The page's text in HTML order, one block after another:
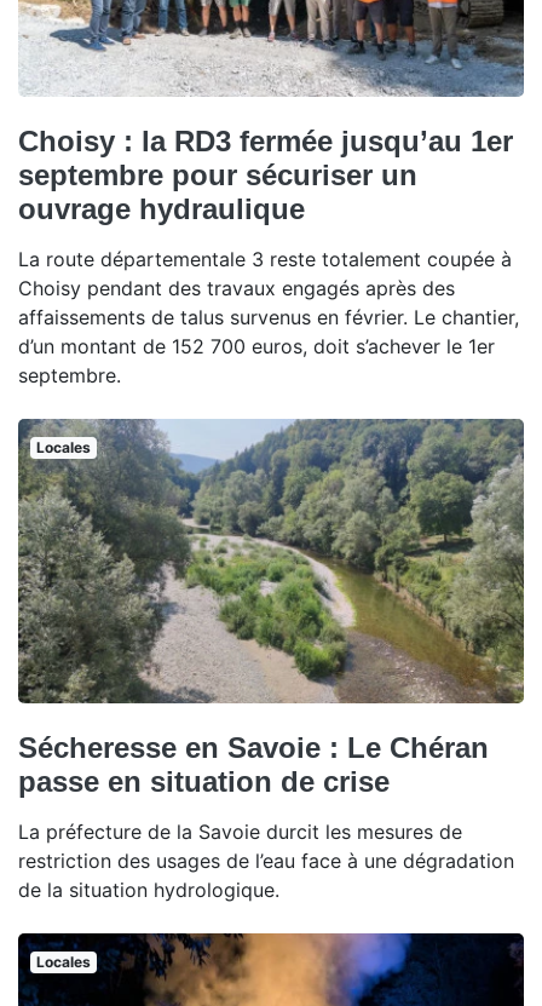
Choisy : la RD3 fermée jusqu’au 1er
septembre pour sécuriser un
ouvrage hydraulique
La route départementale 3 reste totalement coupée à
Choisy pendant des travaux engagés après des
affaissements de talus survenus en février. Le chantier,
d’un montant de 152 700 euros, doit s’achever le 1er
septembre.
Locales
Sécheresse en Savoie : Le Chéran
passe en situation de crise
La préfecture de la Savoie durcit les mesures de
restriction des usages de l’eau face à une dégradation
de la situation hydrologique.
Locales